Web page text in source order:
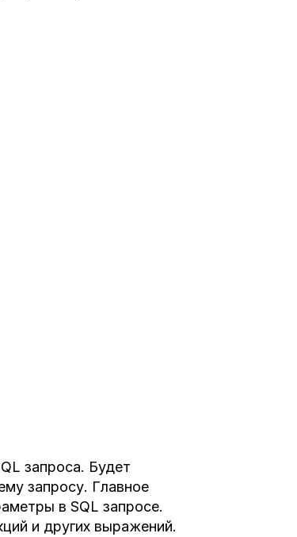
запроса. Будет
запросу. Главное
в SQL запросе.
и других выражений.